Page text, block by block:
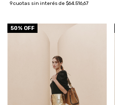
9cuotas sin interés de $64.516,67
50% OFF